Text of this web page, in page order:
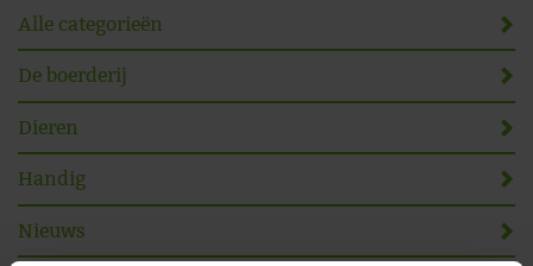
Alle categorieën
De boerderij
Dieren
Handig
Nieuws